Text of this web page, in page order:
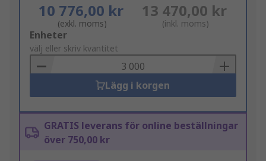
10 776,00 kr
(exkl. moms)
13 470,00 kr
(inkl. moms)
Add
to
Basket
Enheter
välj eller skriv kvantitet
Lägg i korgen
GRATIS leverans för online beställningar
över 750,00 kr